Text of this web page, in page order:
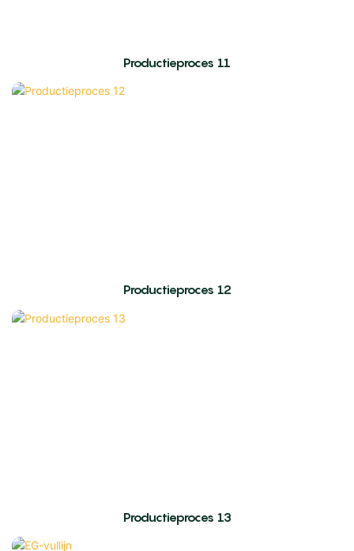
Productieproces 11
Productieproces 12
Productieproces 13